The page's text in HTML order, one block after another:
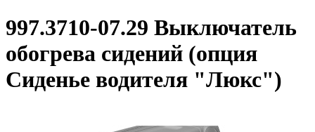
997.3710-07.29 Выключатель
обогрева сидений (опция
Сиденье водителя "Люкс")